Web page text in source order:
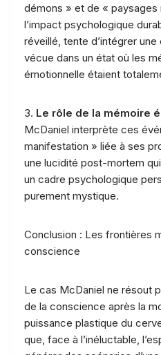
démons » et de « paysages
l’impact psychologique
réveillé, tente d’intégrer
vécue dans un état où les
émotionnelle étaient
3. Le rôle de la mémoire
McDaniel interprète ces
manifestation » liée à ses
une lucidité post-mortem
un cadre psychologique
purement mystique.
Conclusion : Les frontières
conscience
Le cas McDaniel ne résout
de la conscience après la
puissance plastique du
que, face à l’inéluctable,